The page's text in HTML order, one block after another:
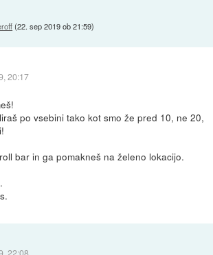
(22. sep 2019 ob 21:59)
20:17
po vsebini tako kot smo že pred 10, ne 20,
bar in ga pomakneš na želeno lokacijo.